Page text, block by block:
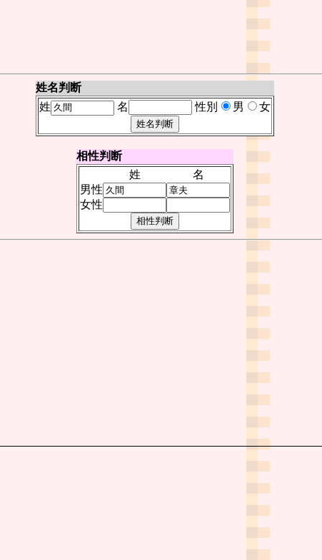
姓名判断
姓
名 性別 男 女
相性判断
姓
名
男性
女性